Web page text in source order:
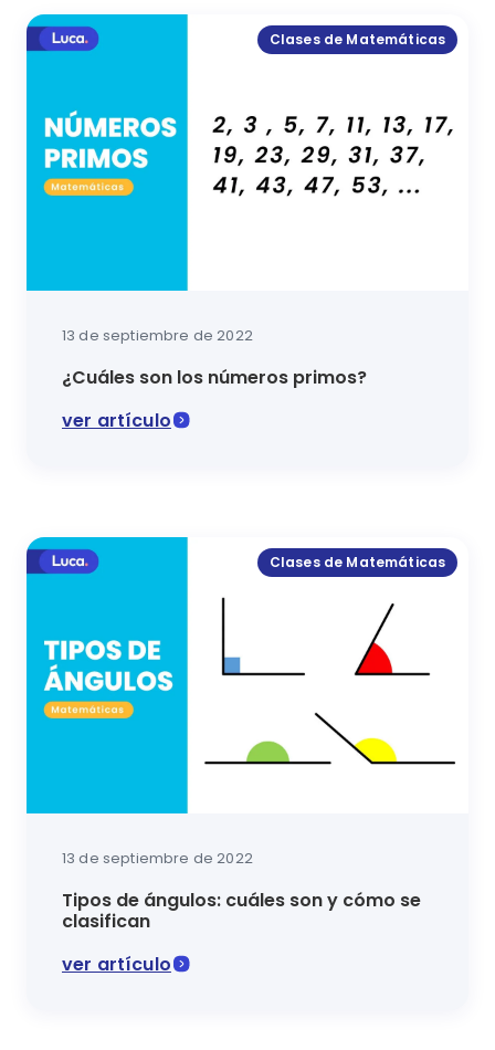
Clases de Matemáticas
13 de septiembre de 2022
¿Cuáles son los números primos?
ver artículo
Clases de Matemáticas
13 de septiembre de 2022
Tipos de ángulos: cuáles son y cómo se
clasifican
ver artículo